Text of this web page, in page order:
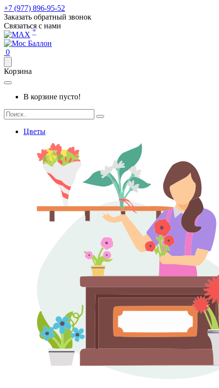
+7 (977) 896-95-52
Заказать обратный звонок
Связаться с нами
*
0
Корзина
В корзине пусто!
Цветы